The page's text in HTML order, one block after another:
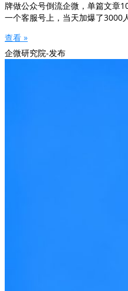
牌做公众号倒流企微，单篇文章
一个客服号上，当天加爆了3000
查看 »
企微研究院-发布